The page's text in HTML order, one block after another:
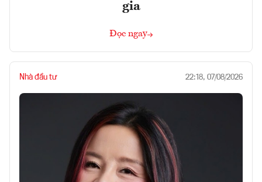
gia
Đọc ngay
Nhà đầu tư 22:18, 07/08/2026